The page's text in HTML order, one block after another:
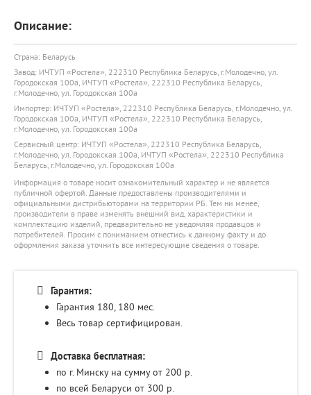
Описание:
Страна: Беларусь
Завод: ИЧТУП «Ростела», 222310 Республика Беларусь, г.Молодечно, ул.
Городокская 100а, ИЧТУП «Ростела», 222310 Республика Беларусь,
г.Молодечно, ул. Городокская 100а
Импортер: ИЧТУП «Ростела», 222310 Республика Беларусь, г.Молодечно, ул.
Городокская 100а, ИЧТУП «Ростела», 222310 Республика Беларусь,
г.Молодечно, ул. Городокская 100а
Сервисный центр: ИЧТУП «Ростела», 222310 Республика Беларусь,
г.Молодечно, ул. Городокская 100а, ИЧТУП «Ростела», 222310 Республика
Беларусь, г.Молодечно, ул. Городокская 100а
Информация о товаре носит ознакомительный характер и не является
публичной офертой. Данные предоставлены производителями и
официальными дистрибьюторами на территории РБ. Тем ни менее,
производители в праве изменять внешний вид, характеристики и
комплектацию изделий, предварительно не уведомляя продавцов и
потребителей. Просим с пониманием отнестись к данному факту и до
оформления заказа уточнить все интересующие сведения о товаре.
Гарантия:
Гарантия 180, 180 мес.
Весь товар сертифицирован.
Доставка бесплатная:
по г. Минску на сумму от 200 р.
по всей Беларуси от 300 р.